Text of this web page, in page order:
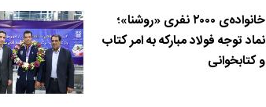
خانواده‌ی ۲۰۰۰ نفری «روشنا»؛
نماد توجه فولاد مبارکه به امر کتاب
و کتابخوانی